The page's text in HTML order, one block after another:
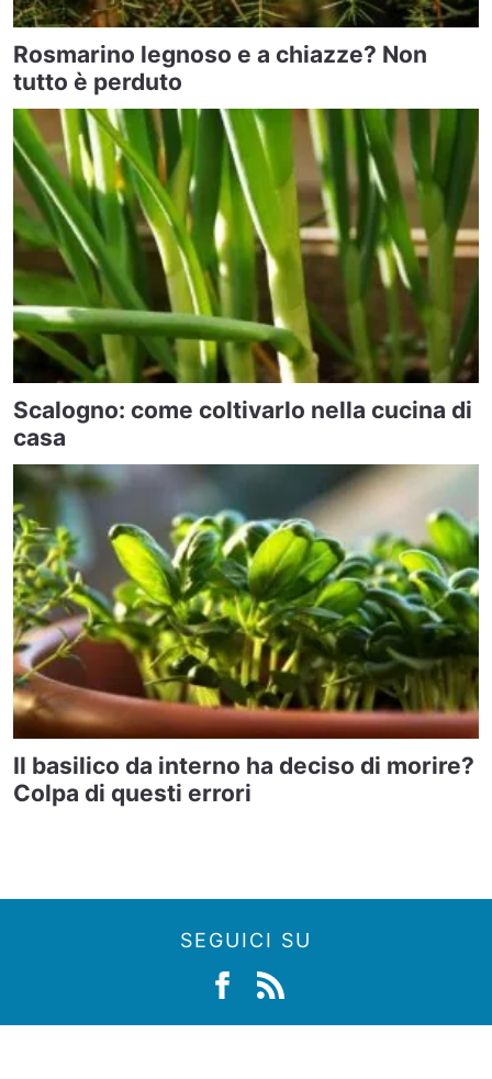
Rosmarino legnoso e a chiazze? Non
tutto è perduto
Scalogno: come coltivarlo nella cucina di
casa
Il basilico da interno ha deciso di morire?
Colpa di questi errori
SEGUICI SU